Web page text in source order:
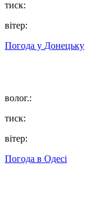
тиск:
вітер:
Погода у Донецьку
волог.:
тиск:
вітер:
Погода в Одесі